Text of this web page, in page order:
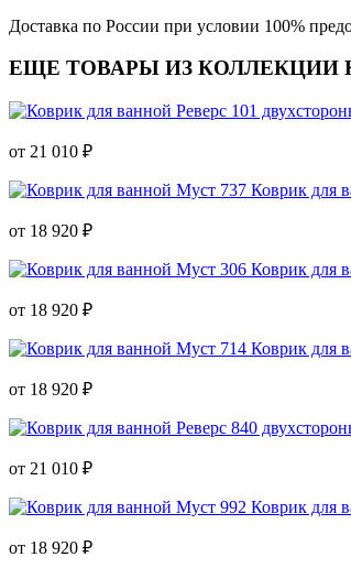
Доставка по России при условии 100%
ЕЩЕ ТОВАРЫ ИЗ КОЛЛЕКЦИИ
от 21 010 ₽
Коврик для
от 18 920 ₽
Коврик для
от 18 920 ₽
Коврик для
от 18 920 ₽
от 21 010 ₽
Коврик для
от 18 920 ₽